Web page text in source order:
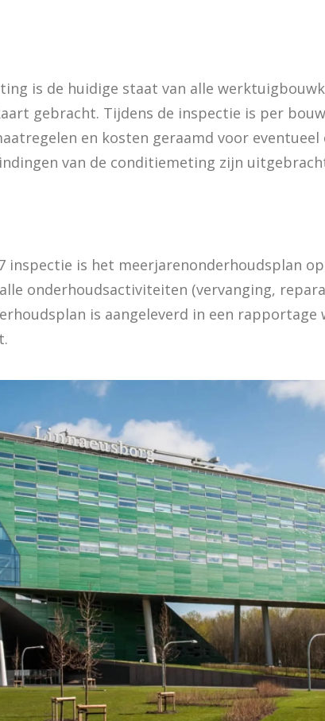
is de huidige staat van alle
gebracht. Tijdens de inspectie is per
en kosten geraamd voor
van de conditiemeting zijn
inspectie is het meerjarenonderhoudsplan
onderhoudsactiviteiten (vervanging,
is aangeleverd in een rapportage